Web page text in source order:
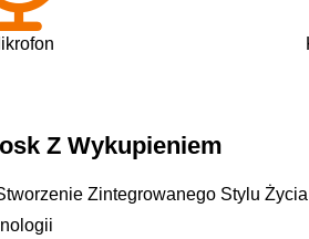
Z Wykupieniem
Zintegrowanego Stylu Życia